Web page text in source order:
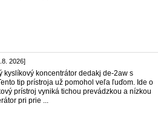
2026]
kyslíkový koncentrátor dedakj de-2aw s
tip prístroja už pomohol veľa ľuďom. Ide o
prístroj vyniká tichou prevádzkou a nízkou
pri prie ...